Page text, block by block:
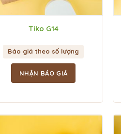
Tiko G14
Báo giá theo số lượng
NHẬN BÁO GIÁ